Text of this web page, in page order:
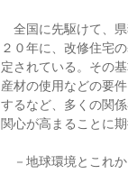
全国に先駆けて、県
２０年に、改修住宅
定されている。その
産材の使用などの要
するなど、多くの関
関心が高まることに期
－地球環境とこれか